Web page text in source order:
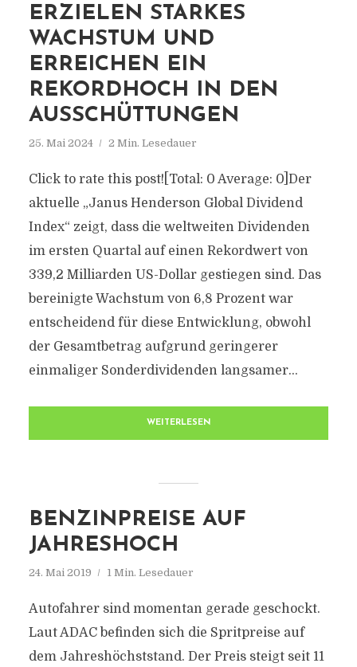
ERZIELEN STARKES
WACHSTUM UND
ERREICHEN EIN
REKORDHOCH IN DEN
AUSSCHÜTTUNGEN
25. Mai 2024 2 Min. Lesedauer
Click to rate this post![Total: 0 Average: 0]Der
aktuelle „Janus Henderson Global Dividend
Index“ zeigt, dass die weltweiten Dividenden
im ersten Quartal auf einen Rekordwert von
339,2 Milliarden US-Dollar gestiegen sind. Das
bereinigte Wachstum von 6,8 Prozent war
entscheidend für diese Entwicklung, obwohl
der Gesamtbetrag aufgrund geringerer
einmaliger Sonderdividenden langsamer...
WEITERLESEN
BENZINPREISE AUF
JAHRESHOCH
24. Mai 2019 1 Min. Lesedauer
Autofahrer sind momentan gerade geschockt.
Laut ADAC befinden sich die Spritpreise auf
dem Jahreshöchststand. Der Preis steigt seit 11